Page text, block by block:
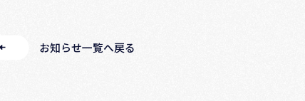
お知らせ一覧へ戻る